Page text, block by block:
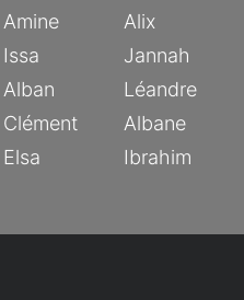
Amine Alix
Issa Jannah
Alban Léandre
Clément Albane
Elsa Ibrahim